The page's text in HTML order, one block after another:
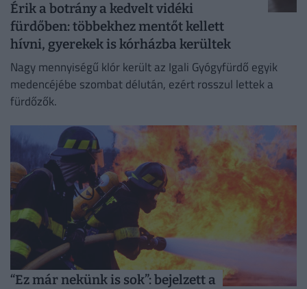
Érik a botrány a kedvelt vidéki
fürdőben: többekhez mentőt kellett
hívni, gyerekek is kórházba kerültek
Nagy mennyiségű klór került az Igali Gyógyfürdő egyik
medencéjébe szombat délután, ezért rosszul lettek a
fürdőzők.
“Ez már nekünk is sok”: bejelzett a